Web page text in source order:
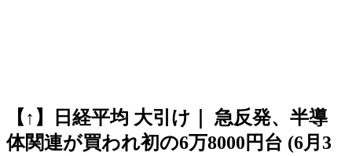
【↑】日経平均 大引け｜ 急反発、半導
体関連が買われ初の6万8000円台 (6月3